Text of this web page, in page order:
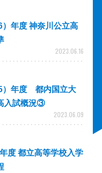
年度 神奈川公立高
2023.06.16
）年度 都内国立大
入試概況③
2023.06.09
度 都立高等学校入学